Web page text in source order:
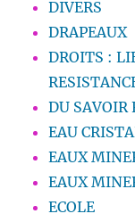
DIVERS
DRAPEAUX
DROITS :
DU SAVOIR
EAU
EAUX
EAUX
ECOLE